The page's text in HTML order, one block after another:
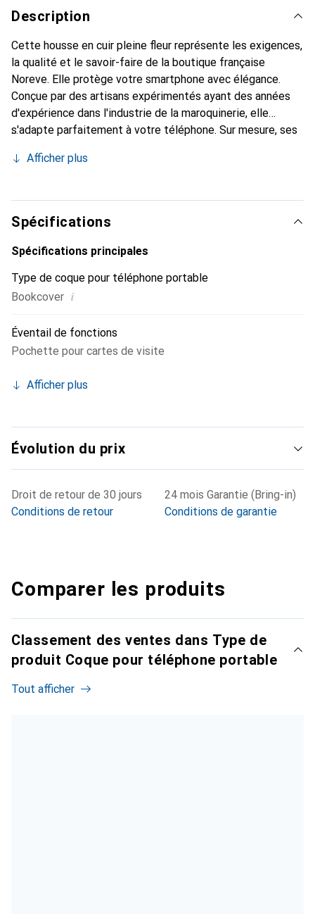
Description
Cette housse en cuir pleine fleur représente les exigences,
la qualité et le savoir-faire de la boutique française
Noreve. Elle protège votre smartphone avec élégance.
Conçue par des artisans expérimentés ayant des années
d'expérience dans l'industrie de la maroquinerie, elle
s'adapte parfaitement à votre téléphone. Sur mesure, ses
Elle devient l'accessoire chic et indispensable pour votre
produits de haute qualité, la marque Noreve est un choix
fiable pour une clientèle exigeante.
Afficher plus
Spécifications
Spécifications principales
Type de coque pour téléphone portable
Bookcover i
Éventail de fonctions
Pochette pour cartes de visite
Afficher plus
Évolution du prix
Droit de retour de 30 jours
Conditions de retour
24 mois Garantie (Bring-in)
Conditions de garantie
Comparer les produits
Classement des ventes dans Type de
produit Coque pour téléphone portable
Tout afficher